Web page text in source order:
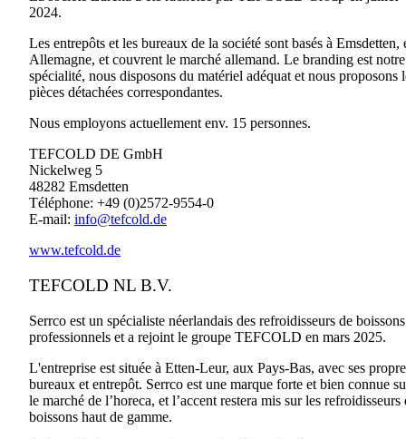
2024.
Les entrepôts et les bureaux de la société sont basés à Emsdetten,
Allemagne, et couvrent le marché allemand. Le branding est notre
spécialité, nous disposons du matériel adéquat et nous proposons
pièces détachées correspondantes.
Nous employons actuellement env. 15 personnes.
TEFCOLD DE GmbH
Nickelweg 5
48282 Emsdetten
Téléphone: +49 (0)2572-9554-0
E-mail: info@tefcold.de
www.tefcold.de
TEFCOLD NL B.V.
Serrco est un spécialiste néerlandais des refroidisseurs de boissons
professionnels et a rejoint le groupe TEFCOLD en mars 2025.
L'entreprise est située à Etten-Leur, aux Pays-Bas, avec ses
bureaux et entrepôt. Serrco est une marque forte et bien connue
le marché de l’horeca, et l’accent restera mis sur les refroidisseurs
boissons haut de gamme.